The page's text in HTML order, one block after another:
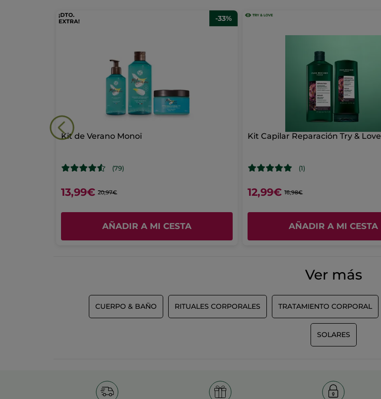
valoraciones
de
-33%
Kit de Verano Monoï
(79)
13,99€ 20,97€
AÑADIR A MI CESTA
Kit Capilar Reparación Try & Love
(1)
12,99€ 16,98€
AÑADIR A MI CESTA
Ver más
CUERPO & BAÑO RITUALES CORPORALES TRATAMIENTO CORPORAL
SOLARES